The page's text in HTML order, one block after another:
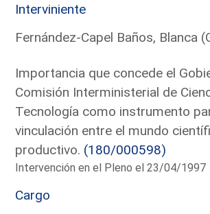
Interviniente
Fernández-Capel Baños, Blanca
Importancia que concede el
Comisión Interministerial de
Tecnología como instrumento
vinculación entre el mundo
productivo. (180/000598)
Intervención en el Pleno el 23/04/1997
Cargo